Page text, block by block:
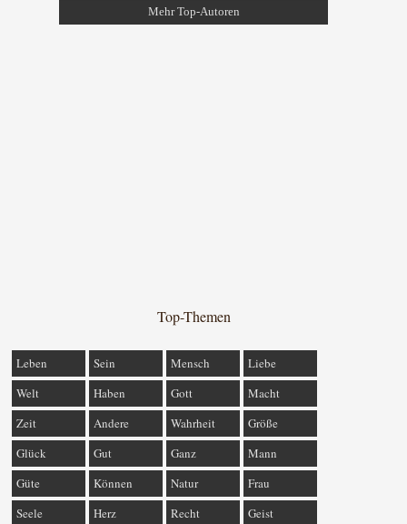
Mehr Top-Autoren
Top-Themen
Leben Sein Mensch
Liebe
Welt
Haben Gott
Macht
Zeit
Andere Wahrheit
Größe
Glück
Gut Ganz
Mann
Güte
Können Natur
Frau
Seele
Herz Recht Geist